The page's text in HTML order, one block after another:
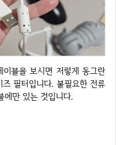
필터입니다. 불필요한 전류
에만 있는 것입니다.